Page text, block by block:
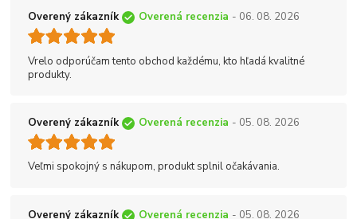
Overený zákazník Overená recenzia - 06. 08. 2026
Vrelo odporúčam tento obchod každému, kto hľadá kvalitné
produkty.
Overený zákazník Overená recenzia - 05. 08. 2026
Veľmi spokojný s nákupom, produkt splnil očakávania.
Overený zákazník Overená recenzia - 05. 08. 2026